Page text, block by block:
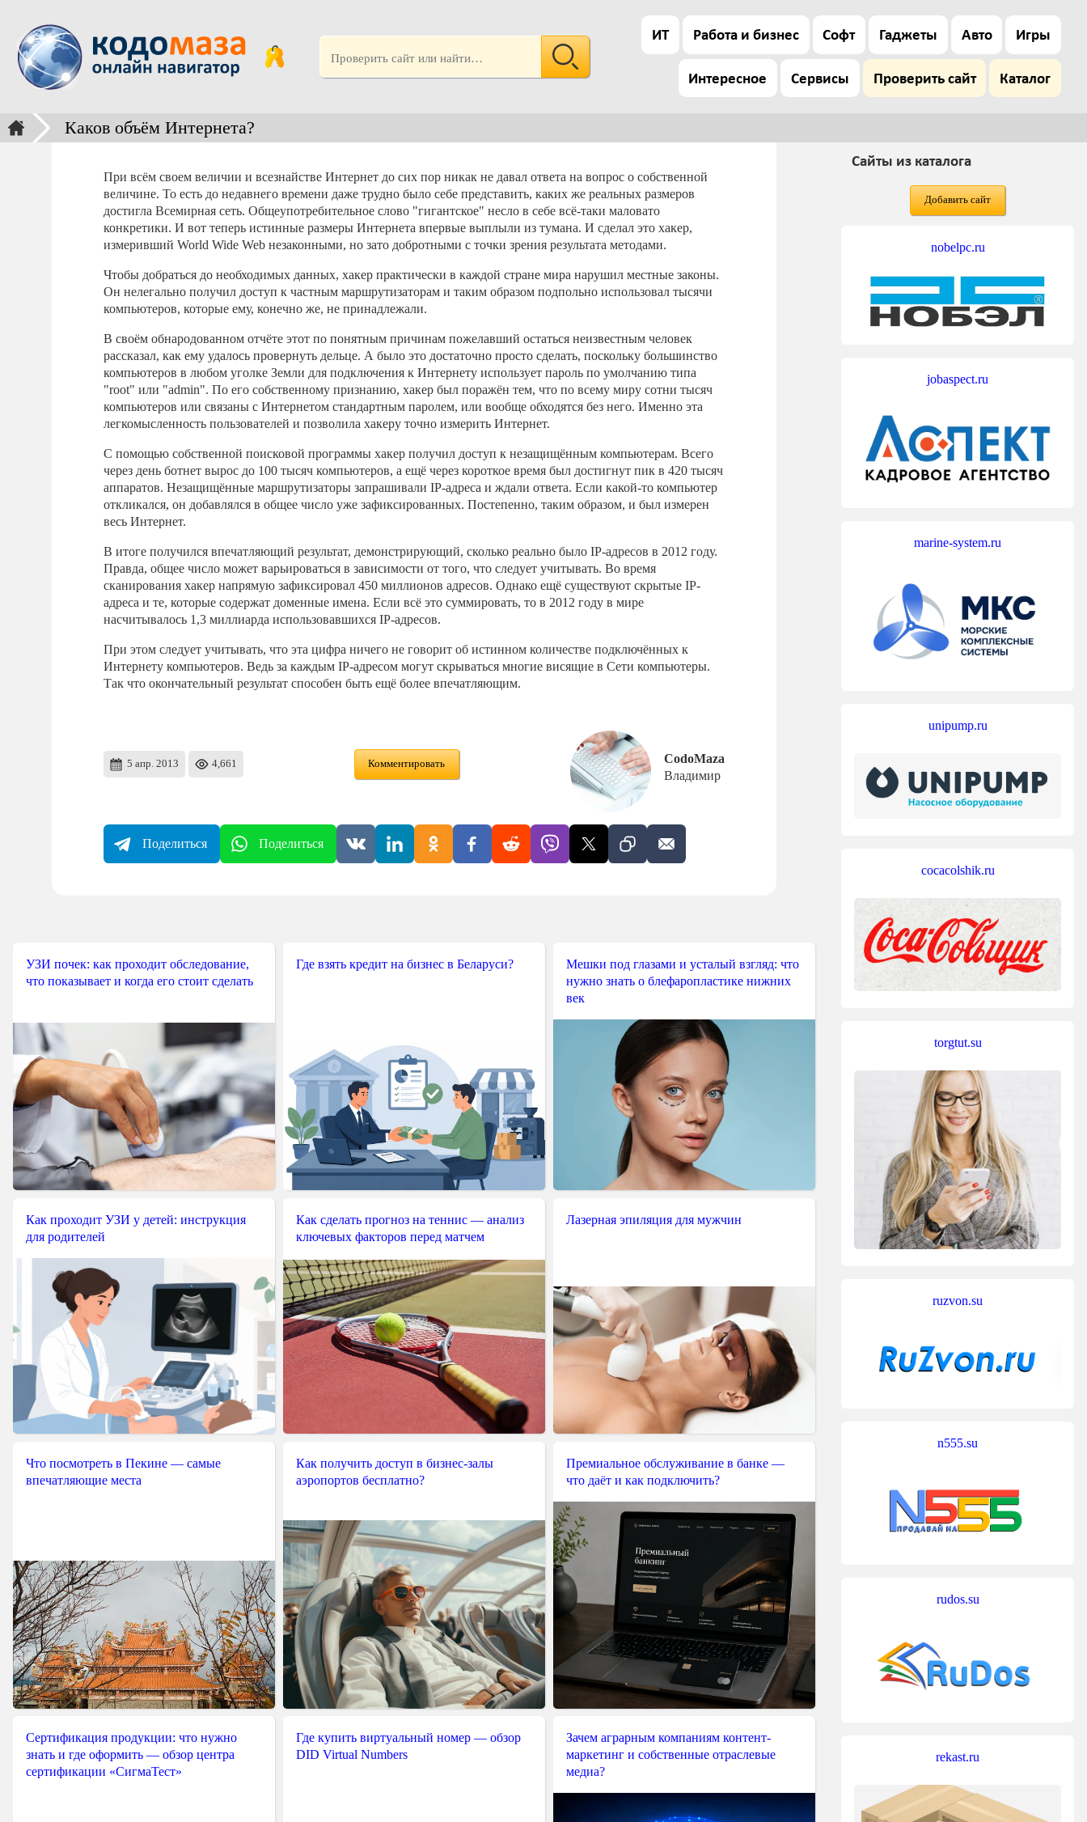
ИТ Работа и бизнес Софт Гаджеты Авто Игры
Интересное Сервисы Проверить сайт Каталог
Каков объём Интернета?
При всём своем величии и всезнайстве Интернет до сих пор никак не давал ответа на вопрос о собственной
величине. То есть до недавнего времени даже трудно было себе представить, каких же реальных размеров
достигла Всемирная сеть. Общеупотребительное слово "гигантское" несло в себе всё-таки маловато
конкретики. И вот теперь истинные размеры Интернета впервые выплыли из тумана. И сделал это хакер,
измеривший World Wide Web незаконными, но зато добротными с точки зрения результата методами.
Чтобы добраться до необходимых данных, хакер практически в каждой стране мира нарушил местные законы.
Он нелегально получил доступ к частным маршрутизаторам и таким образом подпольно использовал тысячи
компьютеров, которые ему, конечно же, не принадлежали.
В своём обнародованном отчёте этот по понятным причинам пожелавший остаться неизвестным человек
рассказал, как ему удалось провернуть дельце. А было это достаточно просто сделать, поскольку большинство
компьютеров в любом уголке Земли для подключения к Интернету использует пароль по умолчанию типа
"root" или "admin". По его собственному признанию, хакер был поражён тем, что по всему миру сотни тысяч
компьютеров или связаны с Интернетом стандартным паролем, или вообще обходятся без него. Именно эта
легкомысленность пользователей и позволила хакеру точно измерить Интернет.
С помощью собственной поисковой программы хакер получил доступ к незащищённым компьютерам. Всего
через день ботнет вырос до 100 тысяч компьютеров, а ещё через короткое время был достигнут пик в 420 тысяч
аппаратов. Незащищённые маршрутизаторы запрашивали IP-адреса и ждали ответа. Если какой-то компьютер
откликался, он добавлялся в общее число уже зафиксированных. Постепенно, таким образом, и был измерен
весь Интернет.
В итоге получился впечатляющий результат, демонстрирующий, сколько реально было IP-адресов в 2012 году.
Правда, общее число может варьироваться в зависимости от того, что следует учитывать. Во время
сканирования хакер напрямую зафиксировал 450 миллионов адресов. Однако ещё существуют скрытые IP-
адреса и те, которые содержат доменные имена. Если всё это суммировать, то в 2012 году в мире
насчитывалось 1,3 миллиарда использовавшихся IP-адресов.
При этом следует учитывать, что эта цифра ничего не говорит об истинном количестве подключённых к
Интернету компьютеров. Ведь за каждым IP-адресом могут скрываться многие висящие в Сети компьютеры.
Так что окончательный результат способен быть ещё более впечатляющим.
5 апр. 2013 4,661 Комментировать
CodoMaza
Владимир
Поделиться Поделиться
УЗИ почек: как проходит обследование,
что показывает и когда его стоит сделать
Где взять кредит на бизнес в Беларуси?
Мешки под глазами и усталый взгляд: что
нужно знать о блефаропластике нижних
век
Как проходит УЗИ у детей: инструкция
для родителей
Как сделать прогноз на теннис — анализ
ключевых факторов перед матчем
Лазерная эпиляция для мужчин
Что посмотреть в Пекине — самые
впечатляющие места
Как получить доступ в бизнес-залы
аэропортов бесплатно?
Премиальное обслуживание в банке —
что даёт и как подключить?
Сертификация продукции: что нужно
знать и где оформить — обзор центра
сертификации «СигмаТест»
Где купить виртуальный номер — обзор
DID Virtual Numbers
Зачем аграрным компаниям контент-
маркетинг и собственные отраслевые
медиа?
Сайты из каталога
Добавить сайт
nobelpc.ru
jobaspect.ru
marine-system.ru
unipump.ru
cocacolshik.ru
torgtut.su
ruzvon.su
n555.su
rudos.su
rekast.ru